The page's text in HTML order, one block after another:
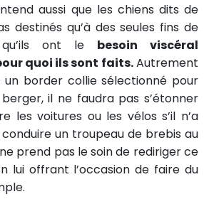
aussi que les chiens dits de
destinés qu’à des seules fins de
ont le besoin viscéral
quoi ils sont faits.Autrement
un border collie sélectionné pour
il ne faudra pas s’étonner
les voitures ou les vélos s’il n’a
conduire un troupeau de brebis au
prend pas le soin de rediriger ce
lui offrant l’occasion de faire du